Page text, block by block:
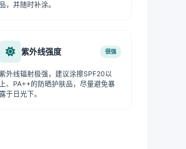
品，并随时补涂。
紫外线强度 很强
外线辐射极强，建议涂擦SPF20以
上、PA++的防晒护肤品，尽量避免暴
露于日光下。